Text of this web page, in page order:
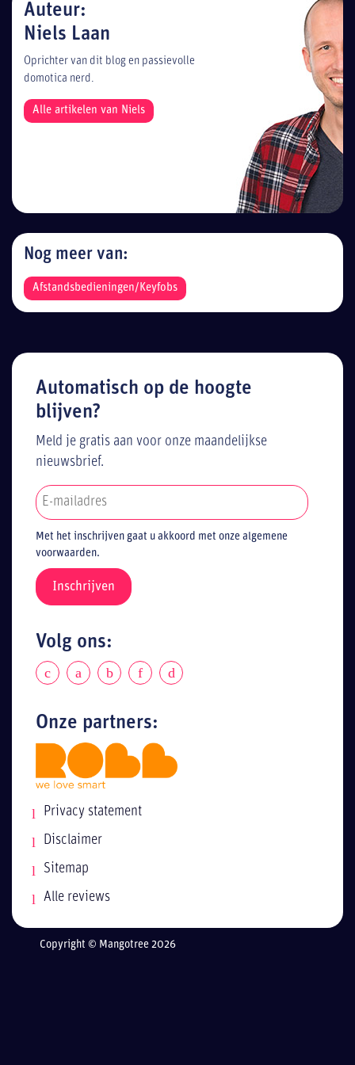
Auteur:
Niels Laan
Oprichter van dit blog en passievolle
domotica nerd.
Alle artikelen van Niels
Nog meer van:
Afstandsbedieningen/Keyfobs
Automatisch op de hoogte
blijven?
Meld je gratis aan voor onze maandelijkse
nieuwsbrief.
Met het inschrijven gaat u akkoord met onze algemene
voorwaarden.
Volg ons:
Onze partners:
Privacy statement
Disclaimer
Sitemap
Alle reviews
Copyright © Mangotree 2026